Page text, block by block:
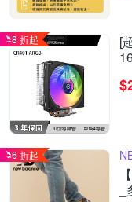
8 折起
[
6 折起